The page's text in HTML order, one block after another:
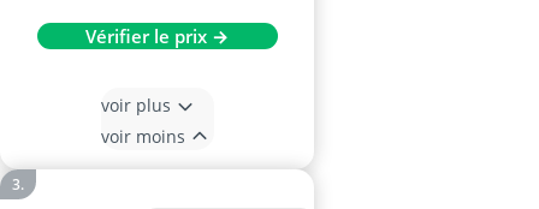
Vérifier le prix →
voir plus
voir moins